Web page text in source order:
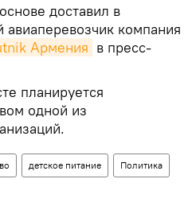
доставил в
компания
Армения в пресс-
планируется
одной из
детское питание Политика